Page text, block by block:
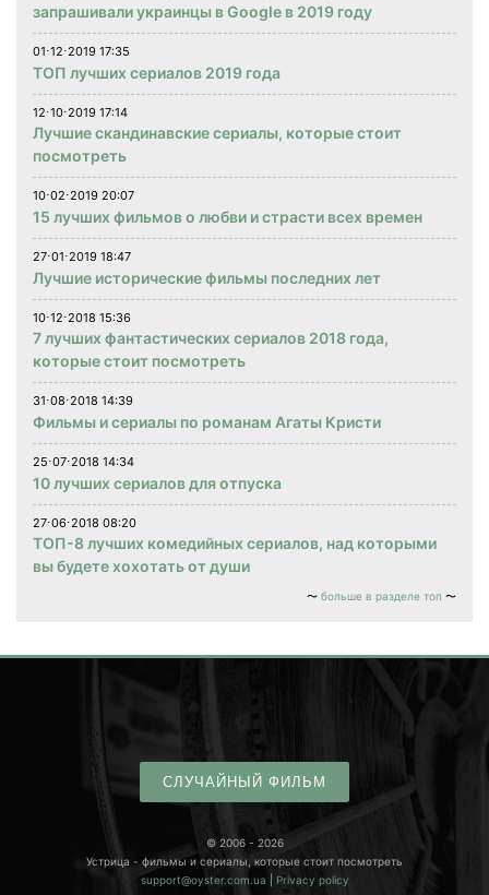
запрашивали украинцы в Google в 2019 году
01⋅12⋅2019 17:35
ТОП лучших сериалов 2019 года
12⋅10⋅2019 17:14
Лучшие скандинавские сериалы, которые стоит
посмотреть
10⋅02⋅2019 20:07
15 лучших фильмов о любви и страсти всех времен
27⋅01⋅2019 18:47
Лучшие исторические фильмы последних лет
10⋅12⋅2018 15:36
7 лучших фантастических сериалов 2018 года,
которые стоит посмотреть
31⋅08⋅2018 14:39
Фильмы и сериалы по романам Агаты Кристи
25⋅07⋅2018 14:34
10 лучших сериалов для отпуска
27⋅06⋅2018 08:20
ТОП-8 лучших комедийных сериалов, над которыми
вы будете хохотать от души
больше в разделе топ
СЛУЧАЙНЫЙ ФИЛЬМ
© 2006 - 2026
Устрица - фильмы и сериалы, которые стоит посмотреть
support@oyster.com.ua
Privacy policy